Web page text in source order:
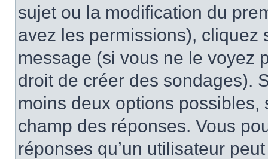
sujet ou la modification du
avez les permissions), cliquez
message (si vous ne le voyez
droit de créer des sondages).
moins deux options
champ des réponses. Vous
réponses qu’un utilisateur